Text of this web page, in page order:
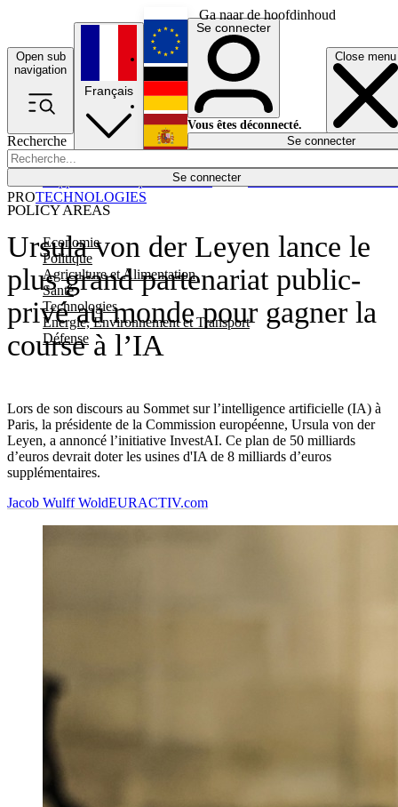
Ga naar de hoofdinhoud
Open sub
navigation
Close menu
Recherche
Se connecter
POLICY AREAS
Economie
Politique
Agriculture et Alimentation
Santé
Technologies
Energie, Environnement et Transport
Défense
Économie
Français
English
Deutsch
Español
Se connecter
Vous êtes déconnecté.
Se connecter
Ursula von der Leyen lance le
plus grand partenariat public-
privé au monde pour gagner la
course à l’IA
Lors de son discours au Sommet sur l’intelligence artificielle (IA) à
Paris, la présidente de la Commission européenne, Ursula von der
Leyen, a annoncé l’initiative InvestAI. Ce plan de 50 milliards
d’euros devrait doter les usines d'IA de 8 milliards d’euros
supplémentaires.
PROTECHNOLOGIES
Jacob Wulff WoldEURACTIV.com